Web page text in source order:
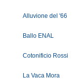
Alluvione del '66
Ballo ENAL
Cotonificio Rossi
La Vaca Mora